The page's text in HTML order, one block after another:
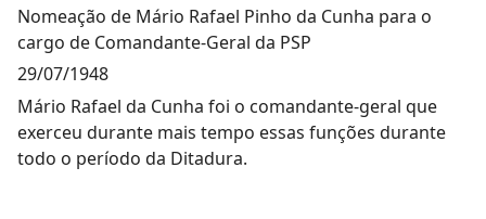
Nomeação de Mário Rafael Pinho da Cunha para o
cargo de Comandante-Geral da PSP
29/07/1948
Mário Rafael da Cunha foi o comandante-geral que
exerceu durante mais tempo essas funções durante
todo o período da Ditadura.